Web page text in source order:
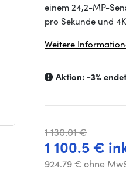
einem 24,2-MP-
pro Sekunde und
Weitere
Aktion:-3%
1 130.01 €
1 100.5 €
924.79 € ohne